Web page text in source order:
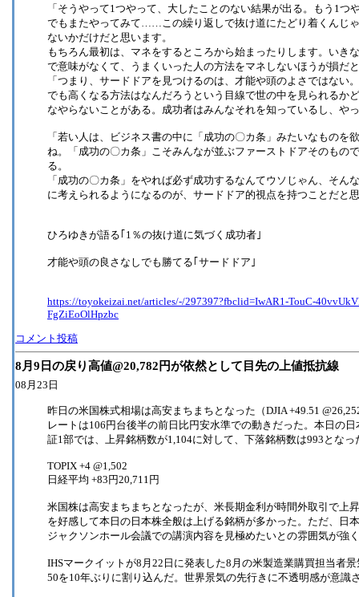
「そうやって1つやって、大したことのない結果が出る。もう1
でもまたやってみて……この繰り返しで抜け道にたどり着くんじ
ないかだけだと思います。
もちろん最初は、マネをするところから始まったりします。いき
で意味がなくて、うまくいった人の方法をマネしないほうが損だ
「つまり、サードドアを見つけるのは、才能や頭のよさではな
でも高くなる方法はなんだろうという目線で世の中を見られるか
なやらないことがある。成功者はみんなそれを知っているし、や
「若い人は、ビジネス書の中に「成功の〇カ条」みたいなもの
ね。「成功の〇カ条」こそみんなが並ぶファーストドアそのもの
る。
「成功の〇カ条」をやれば必ず成功するなんてウソじゃん、そ
に考えられるようになるのが、サードドア的視点を持つことだと
ひろゆきが語る｢1％の抜け道に気づく成功者｣
才能や頭の良さなしでも勝てる｢サードドア｣
https://toyokeizai.net/articles/-/297397?fbclid=IwAR1-TouC-
FgZiEoOlHpzbc
コメント投稿
8月9日の戻り高値@20,782円が依然として目先の上値抵抗線
08月23日
昨日の米国株式相場は高安まちまちとなった（DJIA +49.51
レートは106円台後半の前日比円安水準での動きだった。本日の
証1部では、上昇銘柄数が1,104に対して、下落銘柄数は993とな
TOPIX +4 @1,502
日経平均 +83円20,711円
米国株は高安まちまちとなったが、米長期金利が時間外取引で上
を好感して本日の日本株全般は上げる銘柄が多かった。ただ、日
ジャクソンホール会議での講演内容を見極めたいとの雰囲気が強
IHSマークイットが8月22日に発表した8月の米製造業購買担当者
50を10年ぶりに割り込んだ。世界景気の先行きに不透明感が意識